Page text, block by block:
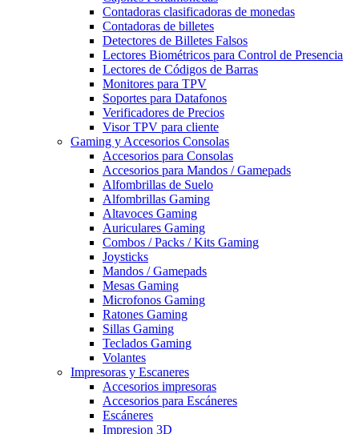
Contadoras clasificadoras de monedas
Contadoras de billetes
Detectores de Billetes Falsos
Lectores Biométricos para Control de Presencia
Lectores de Códigos de Barras
Monitores para TPV
Soportes para Datafonos
Verificadores de Precios
Visor TPV para cliente
Gaming y Accesorios Consolas
Accesorios para Consolas
Accesorios para Mandos / Gamepads
Alfombrillas de Suelo
Alfombrillas Gaming
Altavoces Gaming
Auriculares Gaming
Combos / Packs / Kits Gaming
Joysticks
Mandos / Gamepads
Mesas Gaming
Microfonos Gaming
Ratones Gaming
Sillas Gaming
Teclados Gaming
Volantes
Impresoras y Escaneres
Accesorios impresoras
Accesorios para Escáneres
Escáneres
Impresion 3D